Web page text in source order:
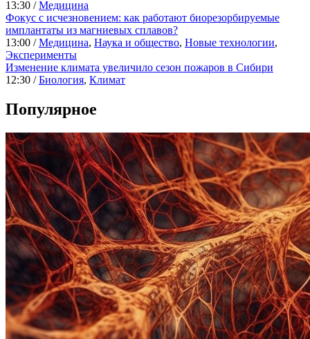
13:30 /Медицина
Фокус с исчезновением: как работают биорезорбируемые
имплантаты из магниевых сплавов?
13:00 /Медицина, Наука и общество, Новые технологии,
Эксперименты
Изменение климата увеличило сезон пожаров в Сибири
12:30 /Биология, Климат
Популярное